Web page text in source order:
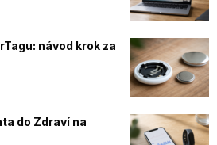
návod krok za
do Zdraví na